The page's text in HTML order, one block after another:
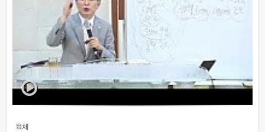
육체